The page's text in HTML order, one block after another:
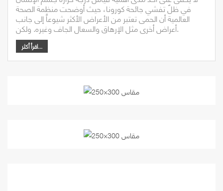
في ظلّ تفشي جائحة كورونا، حيث أوضحت منظمة الصحة
العالمية أن الحمى تعتبر من الأعراض الأكثر شيوعاً إلى جانب
أعراض أخرى مثل الإرهاق والسعال الجاف وغيره. ولكن.
اقرأ أكثر...